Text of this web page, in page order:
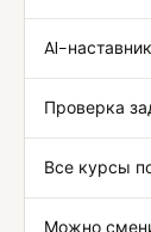
AI-
Проверка
Все курсы
Можно